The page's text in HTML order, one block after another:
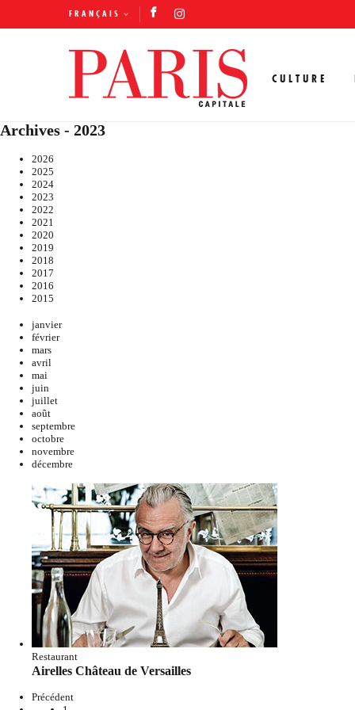
FRANÇAIS
CULTURE
Archives - 2023
2026
2025
2024
2023
2022
2021
2020
2019
2018
2017
2016
2015
janvier
février
mars
avril
mai
juin
juillet
août
septembre
octobre
novembre
décembre
Restaurant
Airelles Château de Versailles
Précédent